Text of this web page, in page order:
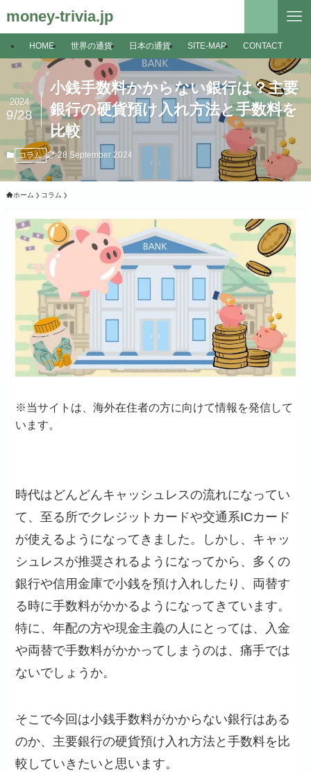
money-trivia.jp
HOME 世界の通貨 日本の通貨 SITE-MAP CONTACT
小銭手数料かからない銀行は？主要
銀行の硬貨預け入れ方法と手数料を
比較
2024
9/28
コラム 28 September 2024
ホーム コラム
※当サイトは、海外在住者の方に向けて情報を発信して
います。
時代はどんどんキャッシュレスの流れになってい
て、至る所でクレジットカードや交通系ICカード
が使えるようになってきました。しかし、キャッ
シュレスが推奨されるようになってから、多くの
銀行や信用金庫で小銭を預け入れしたり、両替す
る時に手数料がかかるようになってきています。
特に、年配の方や現金主義の人にとっては、入金
や両替で手数料がかかってしまうのは、痛手では
ないでしょうか。
そこで今回は小銭手数料がかからない銀行はある
のか、主要銀行の硬貨預け入れ方法と手数料を比
較していきたいと思います。